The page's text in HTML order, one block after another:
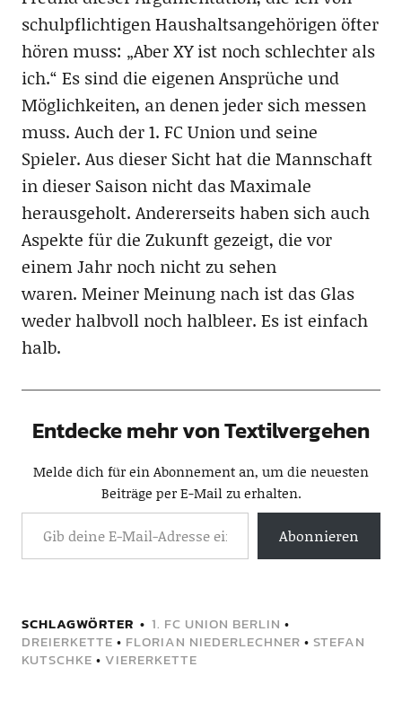
schulpflichtigen Haushaltsangehörigen öfter
hören muss: „Aber XY ist noch schlechter als
ich.“ Es sind die eigenen Ansprüche und
Möglichkeiten, an denen jeder sich messen
muss. Auch der 1. FC Union und seine
Spieler. Aus dieser Sicht hat die Mannschaft
in dieser Saison nicht das Maximale
herausgeholt. Andererseits haben sich auch
Aspekte für die Zukunft gezeigt, die vor
einem Jahr noch nicht zu sehen
waren. Meiner Meinung nach ist das Glas
weder halbvoll noch halbleer. Es ist einfach
halb.
Entdecke mehr von Textilvergehen
Melde dich für ein Abonnement an, um die neuesten
Beiträge per E-Mail zu erhalten.
Abonnieren
SCHLAGWÖRTER 1. FC UNION BERLIN •
DREIERKETTE • FLORIAN NIEDERLECHNER • STEFAN
KUTSCHKE • VIERERKETTE